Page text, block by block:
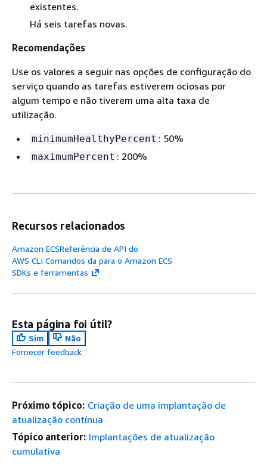
existentes.
Há seis tarefas novas.
Recomendações
Use os valores a seguir nas opções de configuração do
serviço quando as tarefas estiverem ociosas por
algum tempo e não tiverem uma alta taxa de
utilização.
minimumHealthyPercent : 50%
maximumPercent : 200%
Recursos relacionados
Amazon ECSReferência de API do
AWS CLI Comandos da para o Amazon ECS
SDKs e ferramentas
Esta página foi útil?
Sim
Não
Fornecer feedback
Próximo tópico: Criação de uma implantação de
atualização contínua
Tópico anterior: Implantações de atualização
cumulativa